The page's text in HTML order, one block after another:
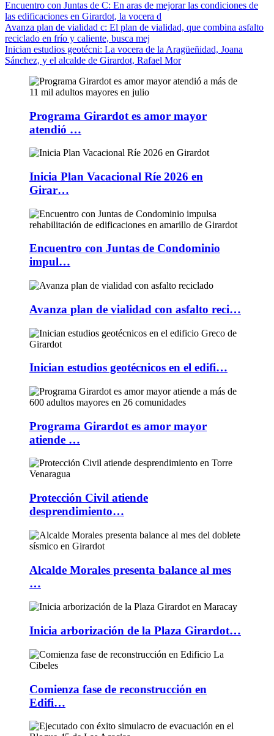
Encuentro con Juntas de C: En aras de mejorar las condiciones de
las edificaciones en Girardot, la vocera d
Avanza plan de vialidad c: El plan de vialidad, que combina asfalto
reciclado en frío y caliente, busca mej
Inician estudios geotécni: La vocera de la Aragüeñidad, Joana
Sánchez, y el alcalde de Girardot, Rafael Mor
Programa Girardot es amor mayor
atendió …
Inicia Plan Vacacional Ríe 2026 en
Girar…
Encuentro con Juntas de Condominio
impul…
Avanza plan de vialidad con asfalto reci…
Inician estudios geotécnicos en el edifi…
Programa Girardot es amor mayor
atiende …
Protección Civil atiende
desprendimiento…
Alcalde Morales presenta balance al mes
…
Inicia arborización de la Plaza Girardot…
Comienza fase de reconstrucción en
Edifi…